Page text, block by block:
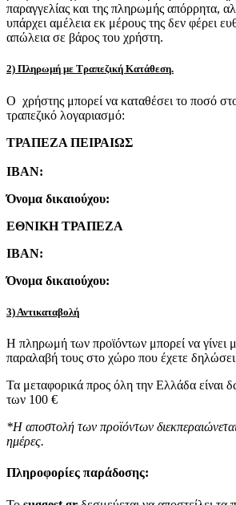
παραγγελίας και της πληρωμής απόρρητα,
υπάρχει αμέλεια εκ μέρους της δεν φέρει
απώλεια σε βάρος του χρήστη.
2) Πληρωμή με Τραπεζική Κατάθεση.
Ο χρήστης μπορεί να καταθέσει το ποσό
τραπεζικό λογαριασμό:
ΤΡΑΠΕΖΑ ΠΕΙΡΑΙΩΣ
IBAN:
Όνομα δικαιούχου:
ΕΘΝΙΚΗ ΤΡΑΠΕΖΑ
IBAN:
Όνομα δικαιούχου:
3) Αντικαταβολή
Η πληρωμή των προϊόντων μπορεί να γίνει
παραλαβή τους στο χώρο που έχετε
Τα μεταφορικά προς όλη την Ελλάδα είναι
των 100 €
*Η αποστολή των προϊόντων
ημέρες.
Πληροφορίες παράδοσης: